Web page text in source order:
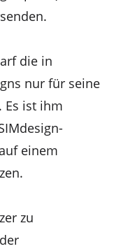
die in
nur für seine
Es ist ihm
einem
zu